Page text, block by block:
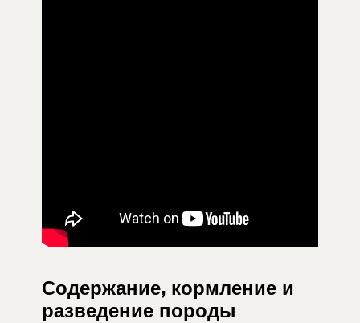
Содержание, кормление и
разведение породы